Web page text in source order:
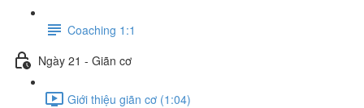
Coaching 1:1
Ngày 21 - Giãn cơ
Giới thiệu giãn cơ (1:04)